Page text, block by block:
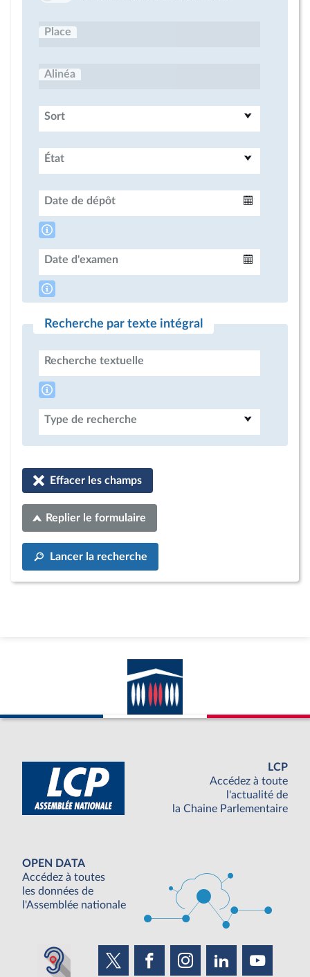
Place
Alinéa
Sort
État
Date de dépôt
Date d'examen
Recherche par texte intégral
Recherche textuelle
Type de recherche
Effacer les champs
Replier le formulaire
Lancer la recherche
LCP
Accédez à toute
l'actualité de
la Chaine Parlementaire
OPEN DATA
Accédez à toutes
les données de
l'Assemblée nationale